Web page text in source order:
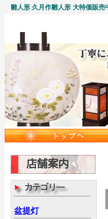
雛人形 久月作雛人形 大特価販売
盆提灯